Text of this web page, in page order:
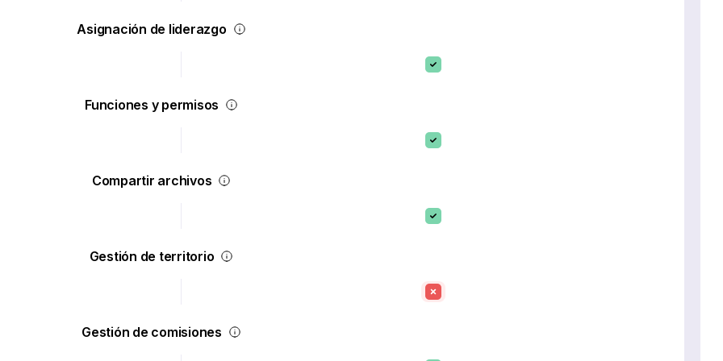
Asignación de liderazgo
Funciones y permisos
Compartir archivos
Gestión de territorio
Gestión de comisiones